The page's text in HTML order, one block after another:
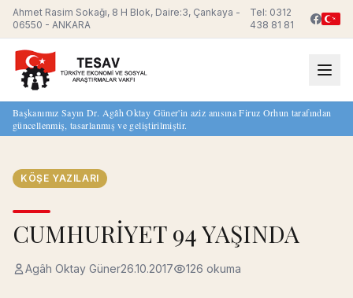
Ahmet Rasim Sokağı, 8 H Blok, Daire:3, Çankaya -
06550 - ANKARA
Tel: 0312
438 81 81
Başkanımız Sayın Dr. Agâh Oktay Güner'in aziz anısına Firuz Orhun tarafından
güncellenmiş, tasarlanmış ve geliştirilmiştir.
KÖŞE YAZILARI
CUMHURİYET 94 YAŞINDA
Agâh Oktay Güner26.10.2017 126 okuma